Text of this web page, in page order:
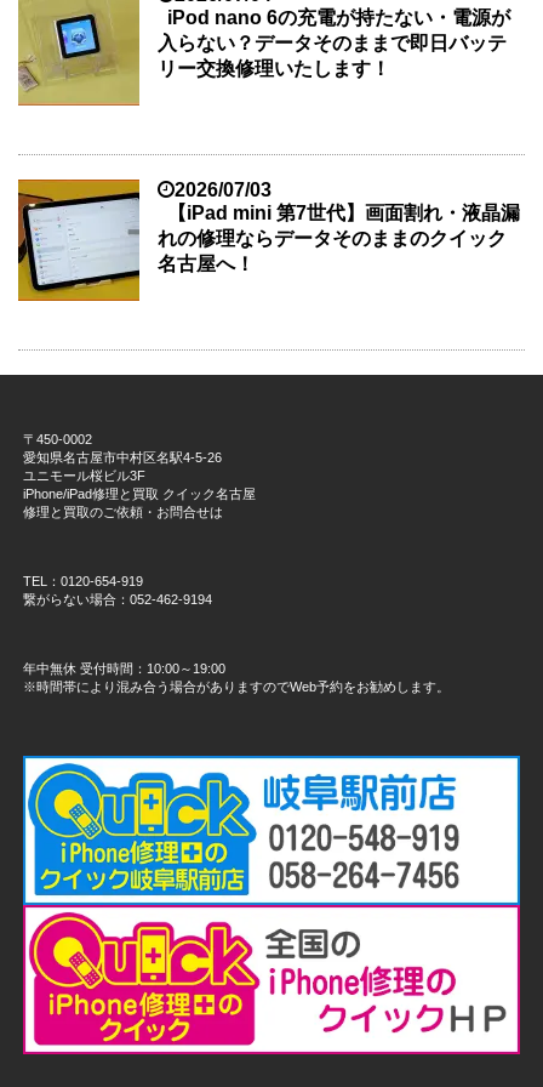
iPod nano 6の充電が持たない・電源が
入らない？データそのままで即日バッテ
リー交換修理いたします！
2026/07/03
【iPad mini 第7世代】画面割れ・液晶漏
れの修理ならデータそのままのクイック
名古屋へ！
〒450-0002
愛知県名古屋市中村区名駅4-5-26
ユニモール桜ビル3F
iPhone/iPad修理と買取 クイック名古屋
修理と買取のご依頼・お問合せは
TEL：0120-654-919
繋がらない場合：052-462-9194
年中無休 受付時間：10:00～19:00
※時間帯により混み合う場合がありますのでWeb予約をお勧めします。